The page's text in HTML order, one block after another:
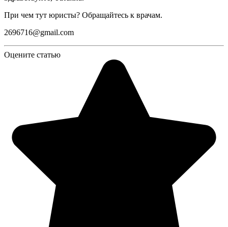
При чем тут юристы? Обращайтесь к врачам.
2696716@gmail.com
Оцените статью